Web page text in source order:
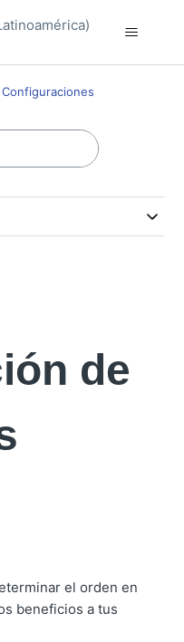
Configuraciones
de
el orden en
beneficios a tus